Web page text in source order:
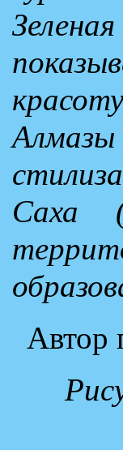
Саха
Автор